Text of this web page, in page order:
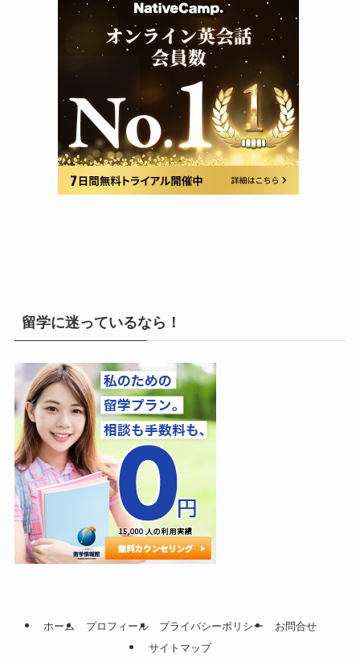
留学に迷っているなら！
ホーム プロフィール プライバシーポリシー
お問合せ
サイトマップ